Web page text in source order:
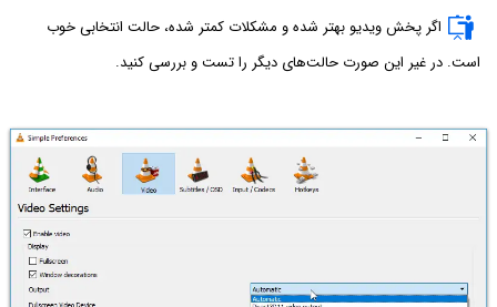
اگر پخش ویدیو بهتر شده و مشکلات کمتر شده، حالت انتخابی خوب
است. در غیر این صورت حالت‌های دیگر را تست و بررسی کنید.